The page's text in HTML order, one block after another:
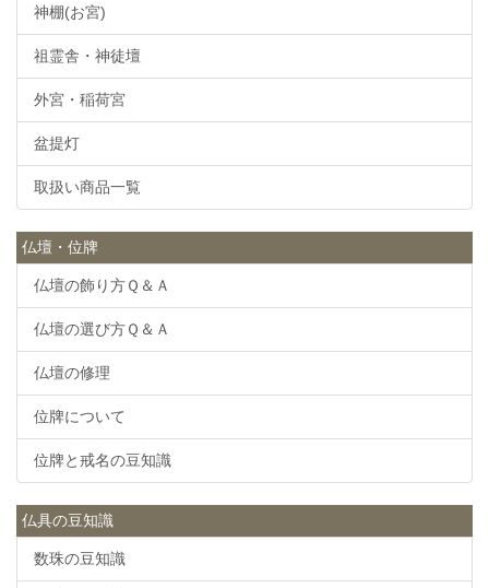
神棚(お宮)
祖霊舎・神徒壇
外宮・稲荷宮
盆提灯
取扱い商品一覧
仏壇・位牌
仏壇の飾り方Ｑ＆Ａ
仏壇の選び方Ｑ＆Ａ
仏壇の修理
位牌について
位牌と戒名の豆知識
仏具の豆知識
数珠の豆知識